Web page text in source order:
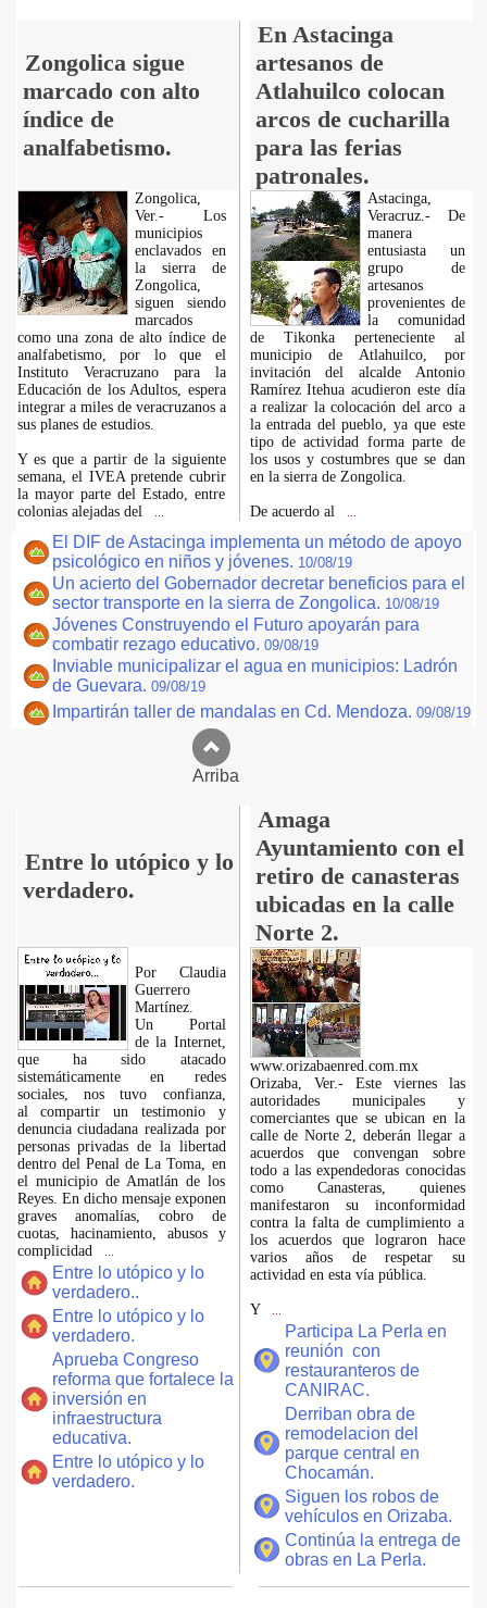
Zongolica sigue
marcado con alto
índice de
analfabetismo.
En Astacinga
artesanos de
Atlahuilco colocan
arcos de cucharilla
para las ferias
patronales.
Zongolica,
Ver.- Los
municipios
enclavados en
la sierra de
Zongolica,
siguen siendo
marcados
como una zona de alto índice de
analfabetismo, por lo que el
Instituto Veracruzano para la
Educación de los Adultos, espera
integrar a miles de veracruzanos a
sus planes de estudios.
Y es que a partir de la siguiente
semana, el IVEA pretende cubrir
la mayor parte del Estado, entre
colonias alejadas del
Astacinga,
Veracruz.- De
manera
entusiasta un
grupo de
artesanos
provenientes de
la comunidad
de Tikonka perteneciente al
municipio de Atlahuilco, por
invitación del alcalde Antonio
Ramírez Itehua acudieron este día
a realizar la colocación del arco a
la entrada del pueblo, ya que este
tipo de actividad forma parte de
los usos y costumbres que se dan
en la sierra de Zongolica.
De acuerdo al
El DIF de Astacinga implementa un método de apoyo
psicológico en niños y jóvenes. 10/08/19
Un acierto del Gobernador decretar beneficios para el
sector transporte en la sierra de Zongolica. 10/08/19
Jóvenes Construyendo el Futuro apoyarán para
combatir rezago educativo. 09/08/19
Inviable municipalizar el agua en municipios: Ladrón
de Guevara. 09/08/19
Impartirán taller de mandalas en Cd. Mendoza. 09/08/19
Arriba
Entre lo utópico y lo
verdadero.
Amaga
Ayuntamiento con el
retiro de canasteras
ubicadas en la calle
Norte 2.
Por Claudia
Guerrero
Martínez.
​Un Portal
de la Internet,
que ha sido atacado
sistemáticamente en redes
sociales, nos tuvo confianza,
al compartir un testimonio y
denuncia ciudadana realizada por
personas privadas de la libertad
dentro del Penal de La Toma, en
el municipio de Amatlán de los
Reyes. En dicho mensaje exponen
graves anomalías, cobro de
cuotas, hacinamiento, abusos y
complicidad
Entre lo utópico y lo
verdadero..
Entre lo utópico y lo
verdadero.
Aprueba Congreso
reforma que fortalece la
inversión en
infraestructura
educativa.
Entre lo utópico y lo
verdadero.
www.orizabaenred.com.mx
Orizaba, Ver.- Este viernes las
autoridades municipales y
comerciantes que se ubican en la
calle de Norte 2, deberán llegar a
acuerdos que convengan sobre
todo a las expendedoras conocidas
como Canasteras, quienes
manifestaron su inconformidad
contra la falta de cumplimiento a
los acuerdos que lograron hace
varios años de respetar su
actividad en esta vía pública.
Y
Participa La Perla en
reunión con
restauranteros de
CANIRAC.
Derriban obra de
remodelacion del
parque central en
Chocamán.
Siguen los robos de
vehículos en Orizaba.
Continúa la entrega de
obras en La Perla.